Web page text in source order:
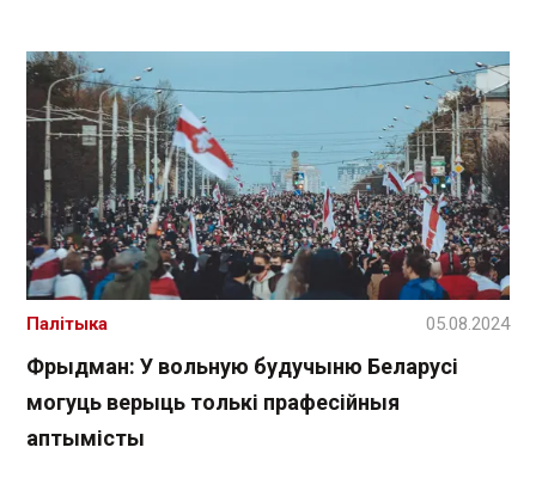
Фрыдман: У вольную будучыню Беларусі
могуць верыць толькі прафесійныя
аптымісты
Палітыка 05.08.2024